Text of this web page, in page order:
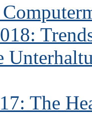
The